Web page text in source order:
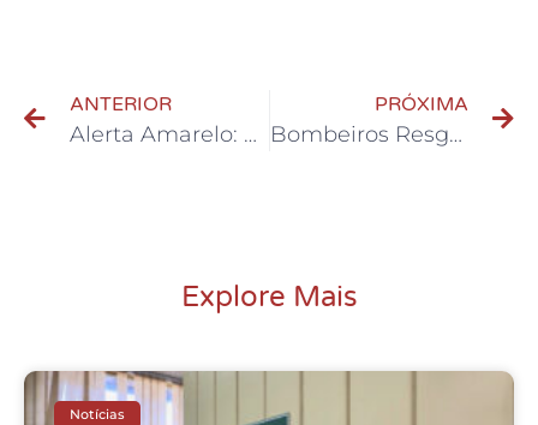
ANTERIOR
Alerta Amarelo: Chuva Intensa e Ventos Fortes no Grande ABC – Como se Preparar
PRÓXIMA
Bombeiros Resgatam Cachorro Amarrado e Abandonado em Córrego de Santo André
Explore Mais
Notícias